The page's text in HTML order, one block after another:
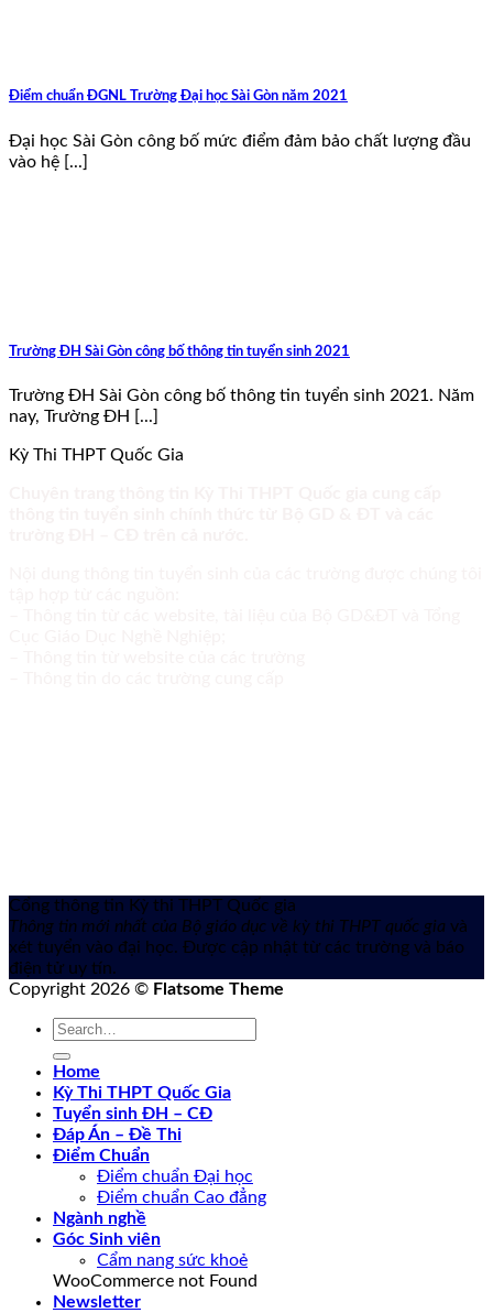
Điểm chuẩn ĐGNL Trường Đại học Sài Gòn năm 2021
Đại học Sài Gòn công bố mức điểm đảm bảo chất lượng đầu
vào hệ [...]
Trường ĐH Sài Gòn công bố thông tin tuyển sinh 2021
Trường ĐH Sài Gòn công bố thông tin tuyển sinh 2021. Năm
nay, Trường ĐH [...]
Kỳ Thi THPT Quốc Gia
Cổng thông tin Kỳ thi THPT Quốc gia
Thông tin mới nhất của Bộ giáo dục về kỳ thi THPT quốc gia và
xét tuyển vào đại học. Được cập nhật từ các trường và báo
điện tử uy tín.
Copyright 2026 © Flatsome Theme
Home
Kỳ Thi THPT Quốc Gia
Tuyển sinh ĐH – CĐ
Đáp Án – Đề Thi
Điểm Chuẩn
Điểm chuẩn Đại học
Điểm chuẩn Cao đẳng
Ngành nghề
Góc Sinh viên
Cẩm nang sức khoẻ
WooCommerce not Found
Newsletter